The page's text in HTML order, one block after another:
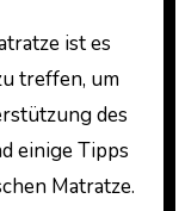
ist es
treffen, um
des
einige Tipps
Matratze.